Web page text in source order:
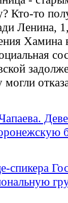
Кто-то
Ленина,
Хамина
спикера